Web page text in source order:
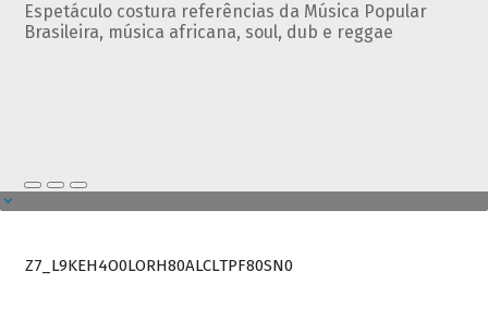
Espetáculo costura referências da Música Popular
Brasileira, música africana, soul, dub e reggae
Z7_L9KEH4O0LORH80ALCLTPF80SN0